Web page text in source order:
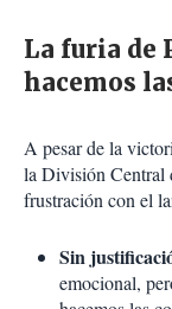
La furia de
hacemos
A pesar de la
la División Central
frustración con el
Sin
emocional,